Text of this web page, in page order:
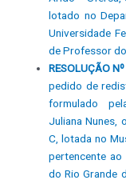
lotado no
Universidade
de Professor
RESOLUÇÃO
pedido de
formulado
Juliana Nunes,
C, lotada no
pertencente
do Rio Grande